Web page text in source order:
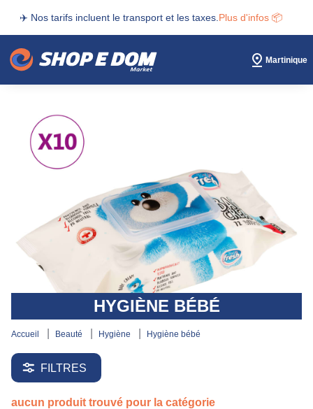
✈️ Nos tarifs incluent le transport et les taxes. Plus d'infos 📦
Martinique
HYGIÈNE BÉBÉ
accueil beauté hygiène hygiène bébé
FILTRES
aucun produit trouvé pour la catégorie